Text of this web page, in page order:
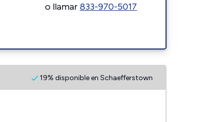
o llamar833-970-5017
19% disponible en Schaefferstown